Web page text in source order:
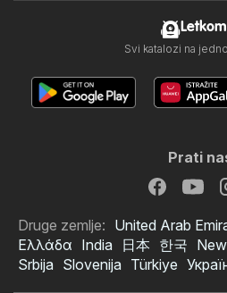
Svi katalozi na
Prati
Druge zemlje: United Arab
Ελλάδα India 日本 한국
Srbija Slovenija Türkiye